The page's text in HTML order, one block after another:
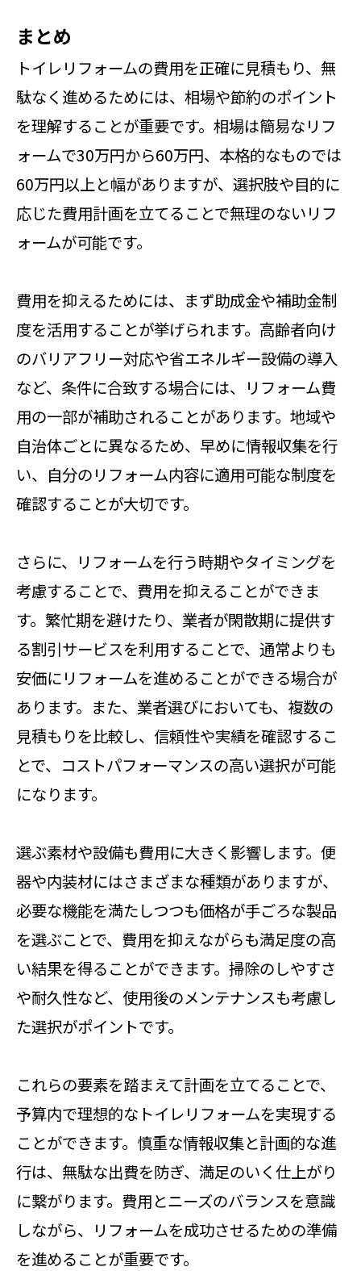
まとめ
トイレリフォームの費用を正確に見積もり、無
駄なく進めるためには、相場や節約のポイント
を理解することが重要です。相場は簡易なリフ
ォームで30万円から60万円、本格的なものでは
60万円以上と幅がありますが、選択肢や目的に
応じた費用計画を立てることで無理のないリフ
ォームが可能です。
費用を抑えるためには、まず助成金や補助金制
度を活用することが挙げられます。高齢者向け
のバリアフリー対応や省エネルギー設備の導入
など、条件に合致する場合には、リフォーム費
用の一部が補助されることがあります。地域や
自治体ごとに異なるため、早めに情報収集を行
い、自分のリフォーム内容に適用可能な制度を
確認することが大切です。
さらに、リフォームを行う時期やタイミングを
考慮することで、費用を抑えることができま
す。繁忙期を避けたり、業者が閑散期に提供す
る割引サービスを利用することで、通常よりも
安価にリフォームを進めることができる場合が
あります。また、業者選びにおいても、複数の
見積もりを比較し、信頼性や実績を確認するこ
とで、コストパフォーマンスの高い選択が可能
になります。
選ぶ素材や設備も費用に大きく影響します。便
器や内装材にはさまざまな種類がありますが、
必要な機能を満たしつつも価格が手ごろな製品
を選ぶことで、費用を抑えながらも満足度の高
い結果を得ることができます。掃除のしやすさ
や耐久性など、使用後のメンテナンスも考慮し
た選択がポイントです。
これらの要素を踏まえて計画を立てることで、
予算内で理想的なトイレリフォームを実現する
ことができます。慎重な情報収集と計画的な進
行は、無駄な出費を防ぎ、満足のいく仕上がり
に繋がります。費用とニーズのバランスを意識
しながら、リフォームを成功させるための準備
を進めることが重要です。